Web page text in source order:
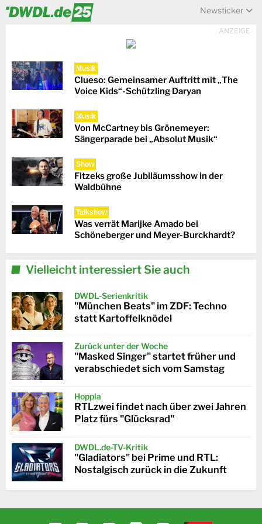
Newsticker
ANZEIGE
Musik
Clueso: Gemeinsamer Auftritt mit „The
Voice Kids“-Schützling Daryan
Musik
Von McCartney bis Grönemeyer:
Sängerparade bei „Absolut Musik“
Show
Fitzeks große Jubiläumsshow in der
Waldbühne
Talkshow
Was verrät Marijke Amado bei
Schöneberger und Meyer-Burckhardt?
Vielleicht interessiert Sie auch
DWDL-Serienkritik
"München Beats" im ZDF: Techno
statt Kartoffelknödel
Zurück unter der Woche
"Masked Singer" startet früher und
verabschiedet sich vom Samstag
Hoppla
RTLzwei findet nach über zwei Jahren
Platz fürs "Glücksrad"
DWDL.de-TV-Kritik
"Gladiators" bei Prime und RTL:
Nostalgisch zurück in die Zukunft